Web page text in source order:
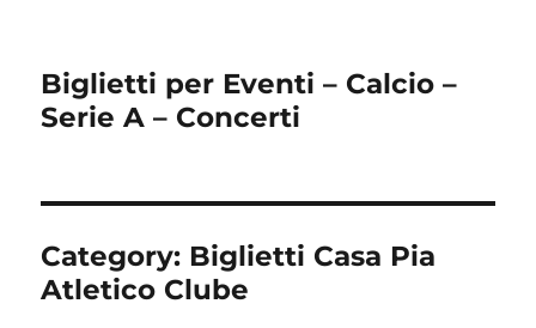
Biglietti per Eventi – Calcio –
Serie A – Concerti
Category: Biglietti Casa Pia
Atletico Clube